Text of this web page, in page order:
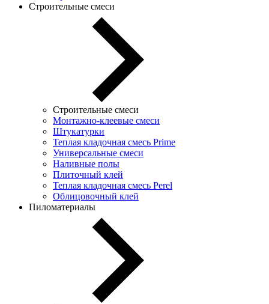
Строительные смеси
Строительные смеси
Монтажно-клеевые смеси
Штукатурки
Теплая кладочная смесь Prime
Универсальные смеси
Наливные полы
Плиточный клей
Теплая кладочная смесь Perel
Облицовочный клей
Пиломатериалы